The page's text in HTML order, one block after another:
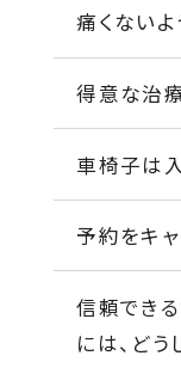
痛くないよ
得意な治
車椅子は
予約をキャ
信頼でき
には、どう